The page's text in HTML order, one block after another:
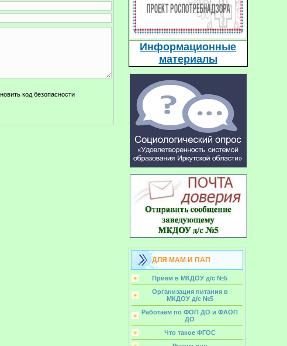
Информационные
материалы
ДЛЯ МАМ И ПАП
Прием в МКДОУ д/с №5
Организация питания в
МКДОУ д/с №5
Работаем по ФОП ДО и ФАОП
ДО
Что такое ФГОС